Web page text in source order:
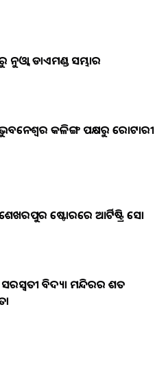
ନୁଓ୍ବା ଡାଏମଣ୍ଡ ସମ୍ଭାର
କଳିଙ୍ଗ ପକ୍ଷରୁ ରୋଟାରୀ
ଷ୍ଟୋରରେ ଆର୍ଟିଷ୍ଟ୍ରି ସୋ
ସରସ୍ୱତୀ ବିଦ୍ୟା ମନ୍ଦିରର ଶତ